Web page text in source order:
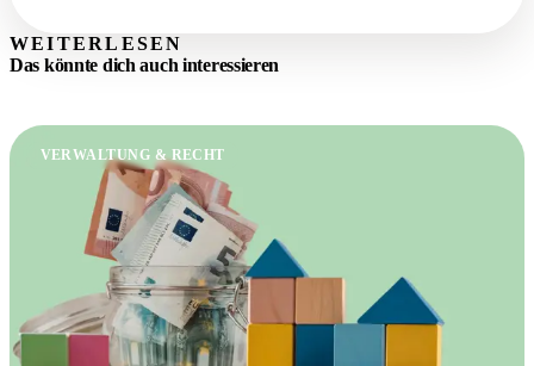
WEITERLESEN
Das könnte dich auch interessieren
VERWALTUNG & RECHT